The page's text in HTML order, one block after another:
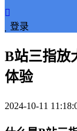
登录
B站三指放
体验
2024-10-11